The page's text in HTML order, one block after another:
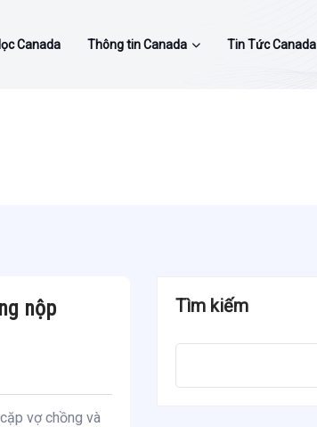
Canada Thông tin Canada Tin Tức Canada
nộp
vợ chồng và
Tìm kiếm